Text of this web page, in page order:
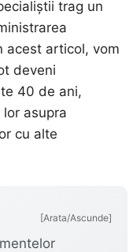
trag un
acest articol, vom
deveni
40 de ani,
asupra
cu alte
[Arata/Ascunde]